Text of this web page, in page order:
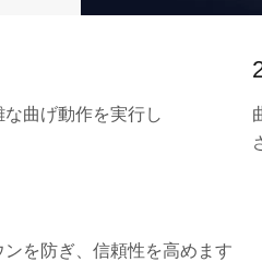
曲げ動作を実行し
を防ぎ、信頼性を高めます